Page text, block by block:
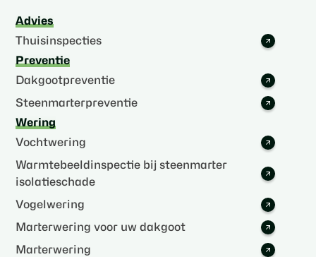
Advies
Thuisinspecties
Preventie
Dakgootpreventie
Steenmarterpreventie
Wering
Vochtwering
Warmtebeeldinspectie bij steenmarter
isolatieschade
Vogelwering
Marterwering voor uw dakgoot
Marterwering